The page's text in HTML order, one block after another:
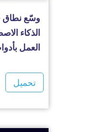
وسّع نطاق
الذكاء
العمل
تحميل